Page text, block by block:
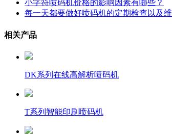
小字符喷码机价格的影响因素有哪些？
每一天都要做好喷码机的定期检查以及
相关产品
DK系列在线高解析喷码机
T系列智能印刷喷码机